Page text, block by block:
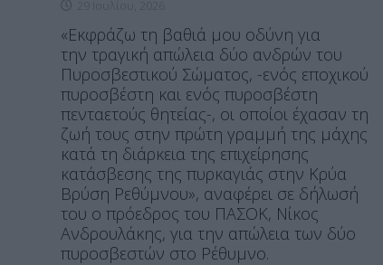
«Εκφράζω τη βαθιά μου οδύνη για
την τραγική απώλεια δύο ανδρών του
Πυροσβεστικού Σώματος, -ενός εποχικού
πυροσβέστη και ενός πυροσβέστη
πενταετούς θητείας-, οι οποίοι έχασαν τη
ζωή τους στην πρώτη γραμμή της μάχης
κατά τη διάρκεια της επιχείρησης
κατάσβεσης της πυρκαγιάς στην Κρύα
Βρύση Ρεθύμνου», αναφέρει σε δήλωσή
του ο πρόεδρος του ΠΑΣΟΚ, Νίκος
Ανδρουλάκης, για την απώλεια των δύο
πυροσβεστών στο Ρέθυμνο.